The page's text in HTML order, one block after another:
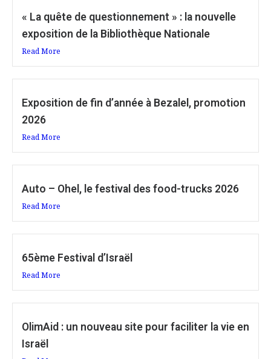
« La quête de questionnement » : la nouvelle
exposition de la Bibliothèque Nationale
Read More
Exposition de fin d’année à Bezalel, promotion
2026
Read More
Auto – Ohel, le festival des food-trucks 2026
Read More
65ème Festival d’Israël
Read More
OlimAid : un nouveau site pour faciliter la vie en
Israël